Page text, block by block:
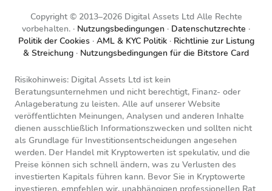
Copyright © 2013–2026 Digital Assets Ltd Alle Rechte
vorbehalten.
Nutzungsbedingungen
Datenschutzrechte
Politik der Cookies
AML & KYC Politik
Richtlinie zur Listung
& Streichung
Nutzungsbedingungen für die Bitstore Card
Risikohinweis: Digital Assets Ltd ist kein
Beratungsunternehmen und nicht berechtigt, Finanz- oder
Anlageberatung zu leisten. Alle auf unserer Website
veröffentlichten Meinungen, Analysen und anderen Inhalte
dienen ausschließlich Informationszwecken und sollten nicht
als Grundlage für Investitionsentscheidungen angesehen
werden. Der Handel mit Kryptowerten ist spekulativ, und die
Preise können sich schnell ändern, was zu Verlusten des
investierten Kapitals führen kann. Bevor Sie in Kryptowerte